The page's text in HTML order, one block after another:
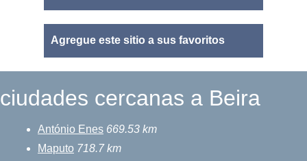
Agregue este sitio a sus favoritos
ciudades cercanas a Beira
António Enes 669.53 km
Maputo 718.7 km